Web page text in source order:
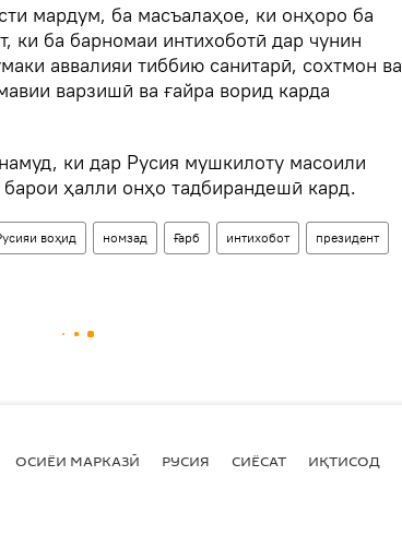
мардум, ба масъалаҳое, ки онҳоро ба
ки ба барномаи интихоботӣ дар чунин
аввалияи тиббию санитарӣ, сохтмон ва
варзишӣ ва ғайра ворид карда
ки дар Русия мушкилоту масоили
ҳалли онҳо тадбирандешӣ кард.
воҳид номзад Ғарб интихобот президент
ОСИЁИ МАРКАЗӢ РУСИЯ СИЁСАТ ИҚТИСОД